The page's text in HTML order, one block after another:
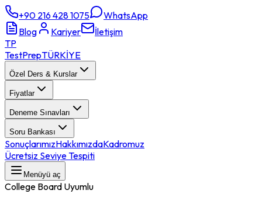
+90 216 428 1075
WhatsApp
Blog
Kariyer
İletişim
TP
TestPrepTÜRKİYE
Özel Ders & Kurslar
Fiyatlar
Deneme Sınavları
Soru Bankası
SonuçlarımızHakkımızdaKadromuz
Ücretsiz Seviye Tespiti
Menüyü aç
College Board Uyumlu